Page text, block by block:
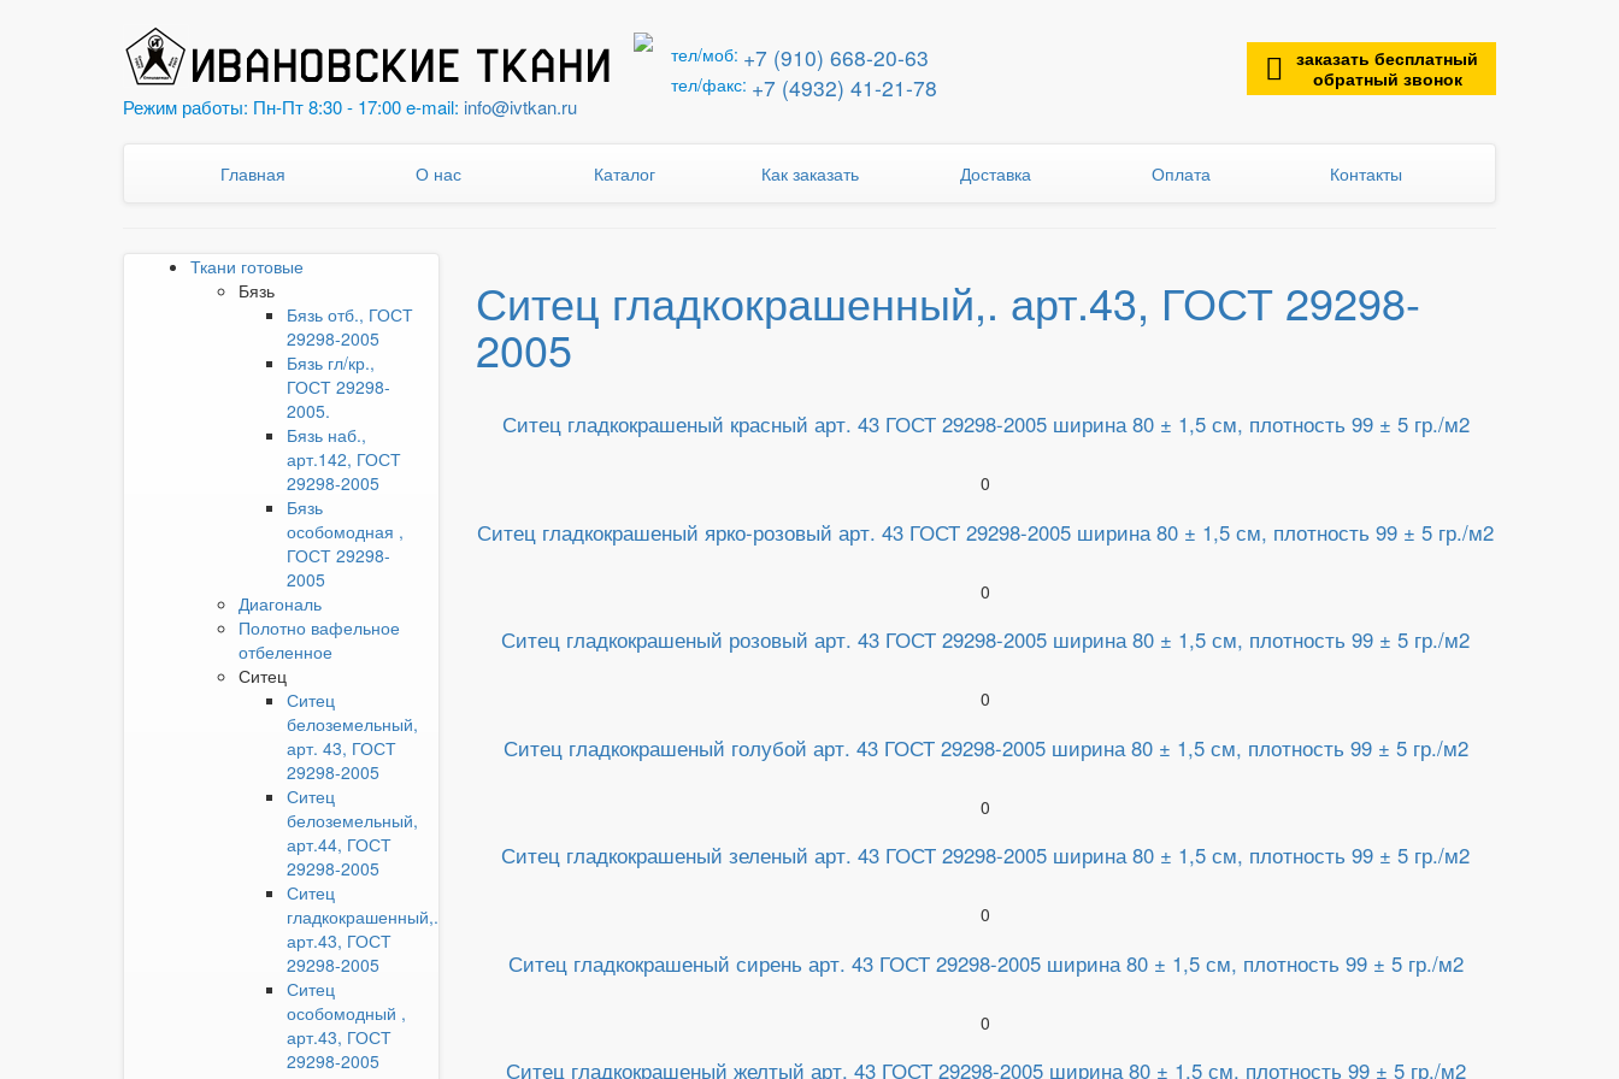
Режим работы: Пн-Пт 8:30 - 17:00 e-mail: info@ivtkan.ru
тел/моб: +7 (910) 668-20-63
тел/факс: +7 (4932) 41-21-78
заказать бесплатный
обратный звонок
Главная О нас Каталог Как заказать Доставка Оплата Контакты
Ткани готовые
Бязь
Бязь отб., ГОСТ
29298-2005
Бязь гл/кр.,
ГОСТ 29298-
2005.
Бязь наб.,
арт.142, ГОСТ
29298-2005
Бязь
особомодная ,
ГОСТ 29298-
2005
Диагональ
Полотно вафельное
отбеленное
Ситец
Ситец
белоземельный,
арт. 43, ГОСТ
29298-2005
Ситец
белоземельный,
арт.44, ГОСТ
29298-2005
Ситец
гладкокрашенный,.
арт.43, ГОСТ
29298-2005
Ситец
особомодный ,
арт.43, ГОСТ
29298-2005
Ситец гладкокрашенный,. арт.43, ГОСТ 29298-
2005
Ситец гладкокрашеный красный арт. 43 ГОСТ 29298-2005 ширина 80 ± 1,5 см, плотность 99 ± 5 гр./м2
0
Ситец гладкокрашеный ярко-розовый арт. 43 ГОСТ 29298-2005 ширина 80 ± 1,5 см, плотность 99 ± 5 гр./м2
0
Ситец гладкокрашеный розовый арт. 43 ГОСТ 29298-2005 ширина 80 ± 1,5 см, плотность 99 ± 5 гр./м2
0
Ситец гладкокрашеный голубой арт. 43 ГОСТ 29298-2005 ширина 80 ± 1,5 см, плотность 99 ± 5 гр./м2
0
Ситец гладкокрашеный зеленый арт. 43 ГОСТ 29298-2005 ширина 80 ± 1,5 см, плотность 99 ± 5 гр./м2
0
Ситец гладкокрашеный сирень арт. 43 ГОСТ 29298-2005 ширина 80 ± 1,5 см, плотность 99 ± 5 гр./м2
0
Ситец гладкокрашеный желтый арт. 43 ГОСТ 29298-2005 ширина 80 ± 1,5 см, плотность 99 ± 5 гр./м2